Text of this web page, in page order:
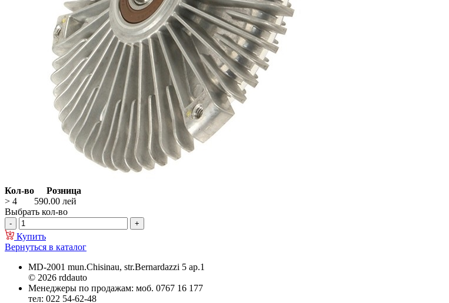
Кол-во
Розница
> 4
590.00 лей
Выбрать кол-во
Купить
Вернуться в каталог
MD-2001 mun.Chisinau, str.Bernardazzi 5 ap.1
© 2026 rddauto
Менеджеры по продажам: моб. 0767 16 177
тел: 022 54-62-48